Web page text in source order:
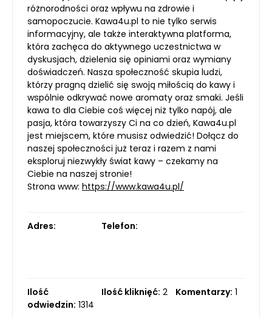
różnorodności oraz wpływu na zdrowie i
samopoczucie. Kawa4u.pl to nie tylko serwis
informacyjny, ale także interaktywna platforma,
która zachęca do aktywnego uczestnictwa w
dyskusjach, dzielenia się opiniami oraz wymiany
doświadczeń. Nasza społeczność skupia ludzi,
którzy pragną dzielić się swoją miłością do kawy i
wspólnie odkrywać nowe aromaty oraz smaki. Jeśli
kawa to dla Ciebie coś więcej niż tylko napój, ale
pasja, która towarzyszy Ci na co dzień, Kawa4u.pl
jest miejscem, które musisz odwiedzić! Dołącz do
naszej społeczności już teraz i razem z nami
eksploruj niezwykły świat kawy – czekamy na
Ciebie na naszej stronie!
Strona www: https://www.kawa4u.pl/
Adres: Telefon:
Ilość
odwiedzin: 1314
Ilość kliknięć: 2 Komentarzy: 1